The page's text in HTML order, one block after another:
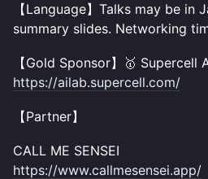
【Language】Talks may be in
summary slides. Networking
【Gold Sponsor】🥇 Supercell
https://ailab.supercell.com/
【Partner】
CALL ME SENSEI
https://www.callmesensei.app/